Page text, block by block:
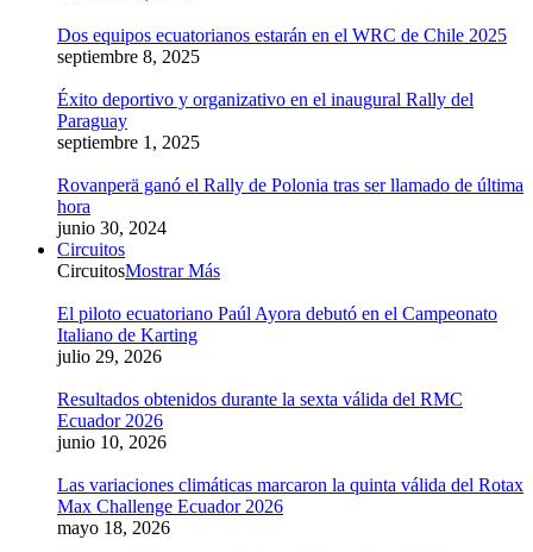
Dos equipos ecuatorianos estarán en el WRC de Chile 2025
septiembre 8, 2025
Éxito deportivo y organizativo en el inaugural Rally del
Paraguay
septiembre 1, 2025
Rovanperä ganó el Rally de Polonia tras ser llamado de última
hora
junio 30, 2024
Circuitos
CircuitosMostrar Más
El piloto ecuatoriano Paúl Ayora debutó en el Campeonato
Italiano de Karting
julio 29, 2026
Resultados obtenidos durante la sexta válida del RMC
Ecuador 2026
junio 10, 2026
Las variaciones climáticas marcaron la quinta válida del Rotax
Max Challenge Ecuador 2026
mayo 18, 2026